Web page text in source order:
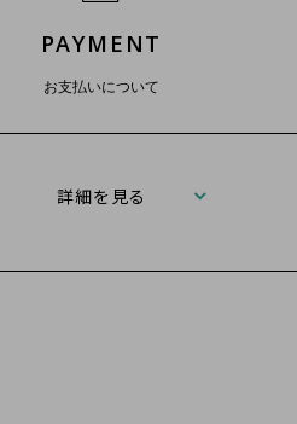
PAYMENT
お支払いについて
詳細を見る